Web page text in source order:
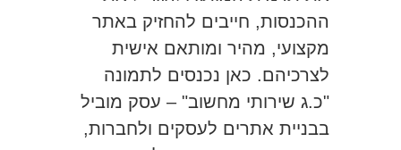
ההכנסות, חייבים להחזיק באתר
מקצועי, מהיר ומותאם אישית
לצרכיהם. כאן נכנסים לתמונה
"כ.ג שירותי מחשוב" – עסק מוביל
בבניית אתרים לעסקים ולחברות,